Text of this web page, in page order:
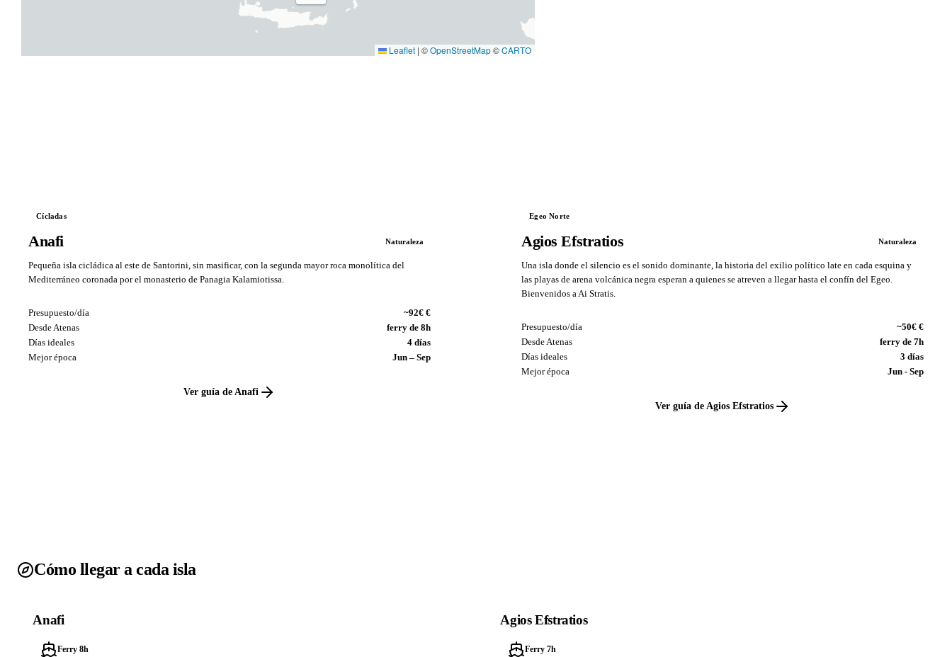
Leaflet | ©OpenStreetMap©CARTO
Cícladas
Anafi Naturaleza
Pequeña isla cicládica al este de Santorini, sin masificar, con la segunda mayor roca monolítica del
Mediterráneo coronada por el monasterio de Panagia Kalamiotissa.
Presupuesto/día
~92€ €
Desde Atenas
ferry de 8h
Días ideales
4 días
Mejor época
Jun – Sep
Ver guía de Anafi
Egeo Norte
Agios Efstratios Naturaleza
Una isla donde el silencio es el sonido dominante, la historia del exilio político late en cada esquina y
las playas de arena volcánica negra esperan a quienes se atreven a llegar hasta el confín del Egeo.
Bienvenidos a Ai Stratis.
Presupuesto/día
~50€ €
Desde Atenas
ferry de 7h
Días ideales
3 días
Mejor época
Jun - Sep
Ver guía de Agios Efstratios
Cómo llegar a cada isla
Anafi
Ferry 8h
Agios Efstratios
Ferry 7h